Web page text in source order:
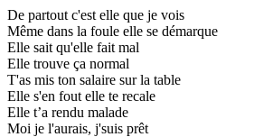
De partout c'est elle que je vois
Même dans la foule elle se démarque
Elle sait qu'elle fait mal
Elle trouve ça normal
T'as mis ton salaire sur la table
Elle s'en fout elle te recale
Elle t’a rendu malade
Moi je l'aurais, j'suis prêt